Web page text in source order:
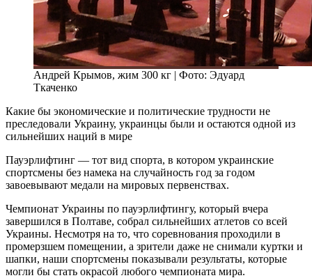
Андрей Крымов, жим 300 кг | Фото: Эдуард
Ткаченко
Какие бы экономические и политические трудности не
преследовали Украину, украинцы были и остаются одной из
сильнейших наций в мире
Пауэрлифтинг — тот вид спорта, в котором украинские
спортсмены без намека на случайность год за годом
завоевывают медали на мировых первенствах.
Чемпионат Украины по пауэрлифтингу, который вчера
завершился в Полтаве, собрал сильнейших атлетов со всей
Украины. Несмотря на то, что соревнования проходили в
промерзшем помещении, а зрители даже не снимали куртки и
шапки, наши спортсмены показывали результаты, которые
могли бы стать окрасой любого чемпионата мира.